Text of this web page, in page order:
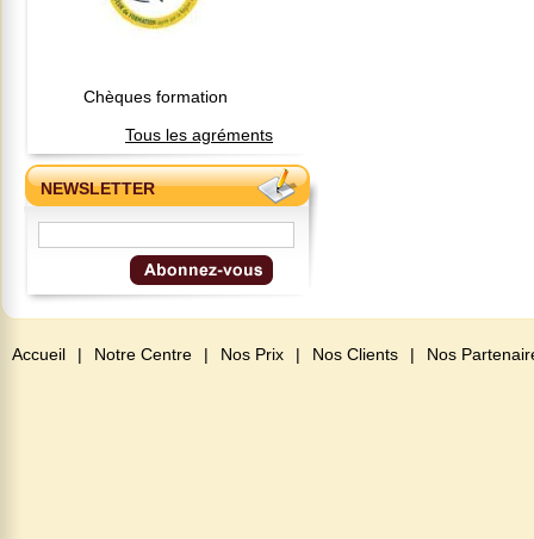
Chèques formation
Tous les agréments
NEWSLETTER
Accueil | Notre Centre | Nos Prix | Nos Clients | Nos